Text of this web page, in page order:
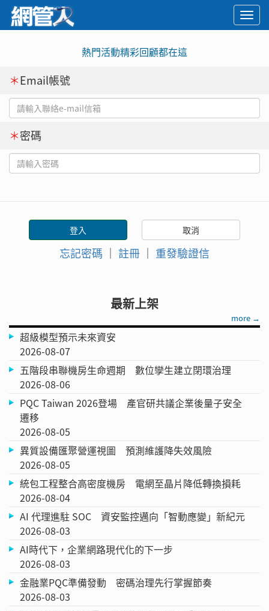
熱門活動精彩回顧都在這
＊Email帳號
＊密碼
忘記密碼 ｜ 註冊 ｜ 重發驗證信
最新上架
more →
超級模型預示未來資安
2026-08-07
五階段串聯機房生命週期 數位孿生建立閉環治理
2026-08-06
PQC Taiwan 2026登場 產官研共議企業後量子安全
遷移
2026-08-05
異質設備匯聚營運視圖 預測維護降失效風險
2026-08-05
統包工程整合高密度機房 電網至晶片降低轉換損耗
2026-08-04
AI 代理進駐 SOC 資安監控邁向「智動應變」新紀元
2026-08-03
AI時代下，企業網路現代化的下一步
2026-08-03
金融業PQC準備發動 密碼治理先行掌握節奏
2026-08-03